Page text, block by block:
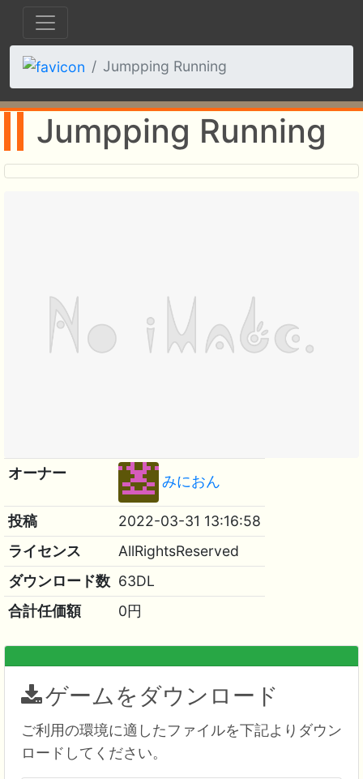
Jumpping Running
Jumpping Running
オーナー みにおん
投稿
2022-03-31 13:16:58
ライセンス
AllRightsReserved
ダウンロード数 63DL
合計任価額
0円
ゲームをダウンロード
ご利用の環境に適したファイルを下記よりダウン
ロードしてください。